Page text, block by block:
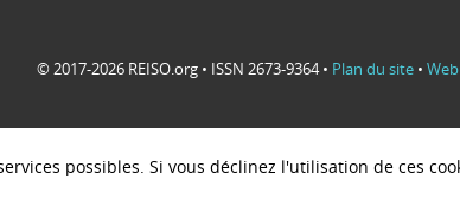
© 2017-2026 REISO.org • ISSN 2673-9364 • Plan du site •
possibles. Si vous déclinez l'utilisation de ces